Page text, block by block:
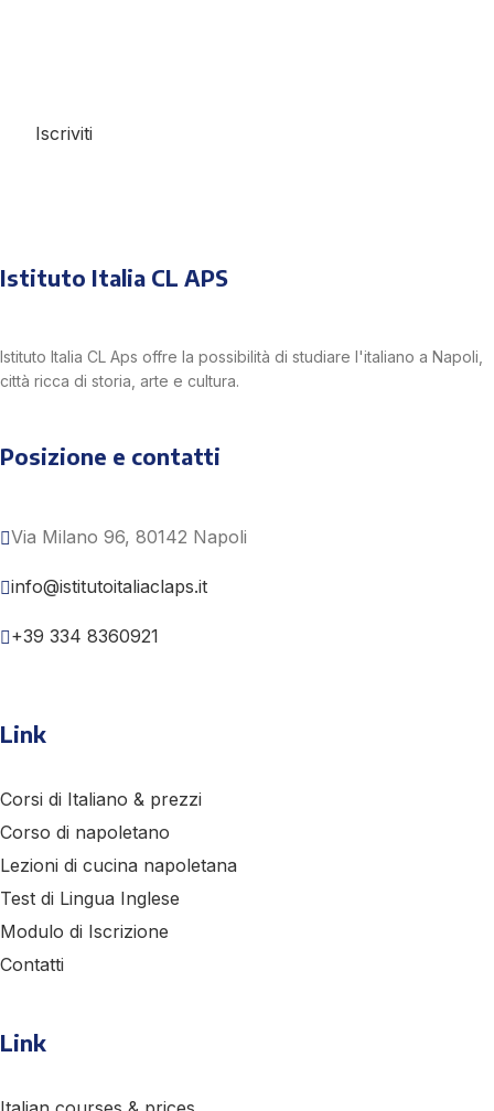
Iscriviti
Istituto Italia CL APS
Istituto Italia CL Aps offre la possibilità di studiare l'italiano a Napoli,
città ricca di storia, arte e cultura.
Posizione e contatti
Via Milano 96, 80142 Napoli
info@istitutoitaliaclaps.it
+39 334 8360921
Link
Corsi di Italiano & prezzi
Corso di napoletano
Lezioni di cucina napoletana
Test di Lingua Inglese
Modulo di Iscrizione
Contatti
Link